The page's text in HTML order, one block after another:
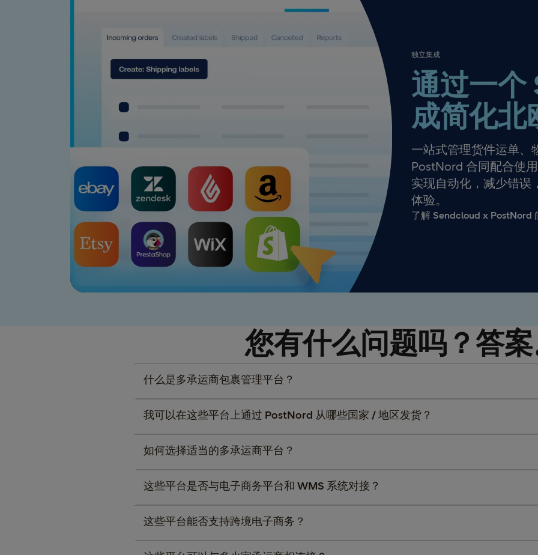
独立集成
通过一个
成简化北
一站式管理货件运单、
PostNord 合同配合使
实现自动化，减少错误
体验。
了解 Sendcloud x PostNord
您有什么问题吗？答
什么是多承运商包裹管理平台？
我可以在这些平台上通过 PostNord 从哪些国家 / 地区发货？
如何选择适当的多承运商平台？
这些平台是否与电子商务平台和 WMS 系统对接？
这些平台能否支持跨境电子商务？